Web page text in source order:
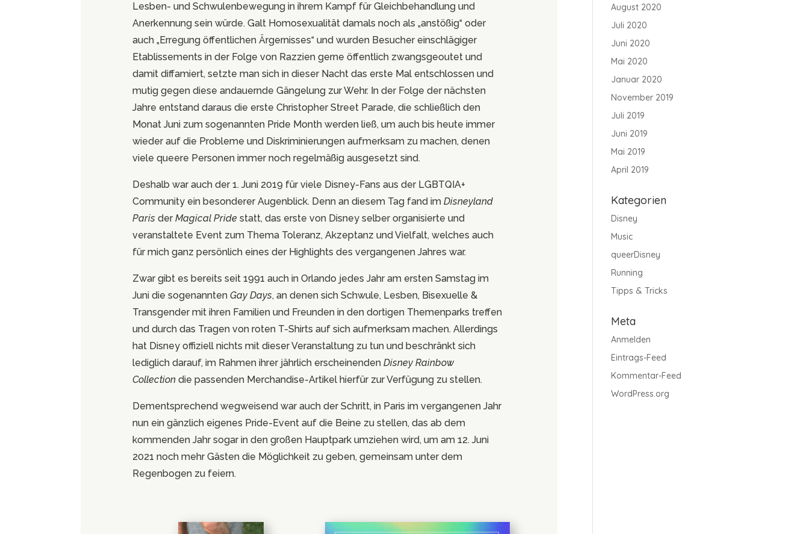
Lesben- und Schwulenbewegung in ihrem Kampf für Gleichbehandlung und
Anerkennung sein würde. Galt Homosexualität damals noch als „anstößig“ oder
auch „Erregung öffentlichen Ärgernisses“ und wurden Besucher einschlägiger
Etablissements in der Folge von Razzien gerne öffentlich zwangsgeoutet und
damit diffamiert, setzte man sich in dieser Nacht das erste Mal entschlossen und
mutig gegen diese andauernde Gängelung zur Wehr. In der Folge der nächsten
Jahre entstand daraus die erste Christopher Street Parade, die schließlich den
Monat Juni zum sogenannten Pride Month werden ließ, um auch bis heute immer
wieder auf die Probleme und Diskriminierungen aufmerksam zu machen, denen
viele queere Personen immer noch regelmäßig ausgesetzt sind.
Deshalb war auch der 1. Juni 2019 für viele Disney-Fans aus der LGBTQIA+
Community ein besonderer Augenblick. Denn an diesem Tag fand imDisneyland
Paris derMagical Pride statt, das erste von Disney selber organisierte und
veranstaltete Event zum Thema Toleranz, Akzeptanz und Vielfalt, welches auch
für mich ganz persönlich eines der Highlights des vergangenen Jahres war.
Zwar gibt es bereits seit 1991 auch in Orlando jedes Jahr am ersten Samstag im
Juni die sogenanntenGay Days, an denen sich Schwule, Lesben, Bisexuelle &
Transgender mit ihren Familien und Freunden in den dortigen Themenparks treffen
und durch das Tragen von roten T-Shirts auf sich aufmerksam machen. Allerdings
hat Disney offiziell nichts mit dieser Veranstaltung zu tun und beschränkt sich
lediglich darauf, im Rahmen ihrer jährlich erscheinendenDisney Rainbow
Collectiondie passenden Merchandise-Artikel hierfür zur Verfügung zu stellen.
Dementsprechend wegweisend war auch der Schritt, in Paris im vergangenen Jahr
nun ein gänzlich eigenes Pride-Event auf die Beine zu stellen, das ab dem
kommenden Jahr sogar in den großen Hauptpark umziehen wird, um am 12. Juni
2021 noch mehr Gästen die Möglichkeit zu geben, gemeinsam unter dem
Regenbogen zu feiern.
August 2020
Juli 2020
Juni 2020
Mai 2020
Januar 2020
November 2019
Juli 2019
Juni 2019
Mai 2019
April 2019
Kategorien
Disney
Music
queerDisney
Running
Tipps & Tricks
Meta
Anmelden
Eintrags-Feed
Kommentar-Feed
WordPress.org